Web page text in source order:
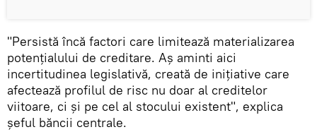
"Persistă încă factori care limitează materializarea
potenţialului de creditare. Aş aminti aici
incertitudinea legislativă, creată de inițiative care
afectează profilul de risc nu doar al creditelor
viitoare, ci și pe cel al stocului existent", explica
șeful băncii centrale.